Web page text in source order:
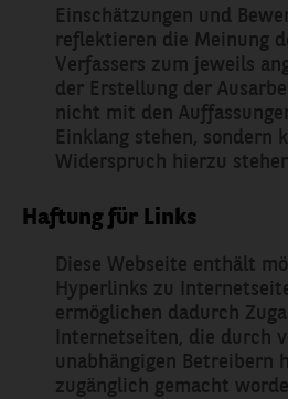
Einschätzungen und
reflektieren die Meinung
Verfassers zum jeweils
der Erstellung der
nicht mit den
Einklang stehen, sondern
Widerspruch hierzu
Haftung für Links
Diese Webseite enthält
Hyperlinks zu
ermöglichen dadurch
Internetseiten, die durch
unabhängigen Betreibern
zugänglich gemacht